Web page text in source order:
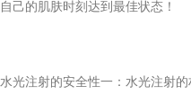
自己的肌肤时刻达到最佳状态！
水光注射的安全性一：水光注射